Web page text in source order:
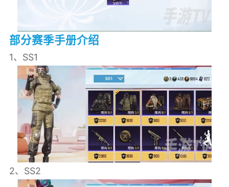
部分赛季手册介绍
1、SS1
2、SS2